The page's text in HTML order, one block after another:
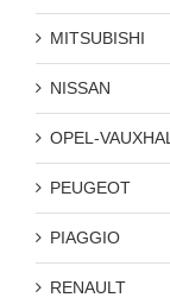
MITSUBISHI
NISSAN
OPEL-
PEUGEOT
PIAGGIO
RENAULT